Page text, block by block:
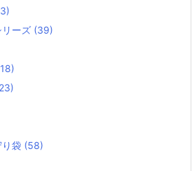
ーズ (39)
り袋 (58)